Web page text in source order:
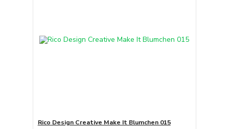
Rico Design Creative Make It Blumchen 015